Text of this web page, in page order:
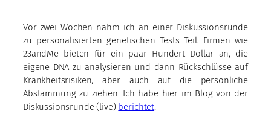
Vor zwei Wochen nahm ich an einer Diskussionsrunde
zu personalisierten genetischen Tests Teil. Firmen wie
23andMe bieten für ein paar Hundert Dollar an, die
eigene DNA zu analysieren und dann Rückschlüsse auf
Krankheitsrisiken, aber auch auf die persönliche
Abstammung zu ziehen. Ich habe hier im Blog von der
Diskussionsrunde (live) berichtet.